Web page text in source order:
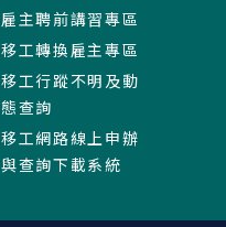
雇主聘前講習專區
移工轉換雇主專區
移工行蹤不明及動
態查詢
移工網路線上申辦
與查詢下載系統